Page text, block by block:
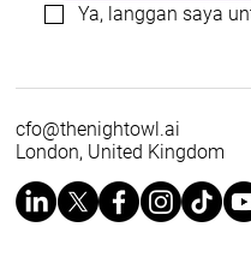
Ya, langgan saya
cfo@thenightowl.ai
London, United Kingdom